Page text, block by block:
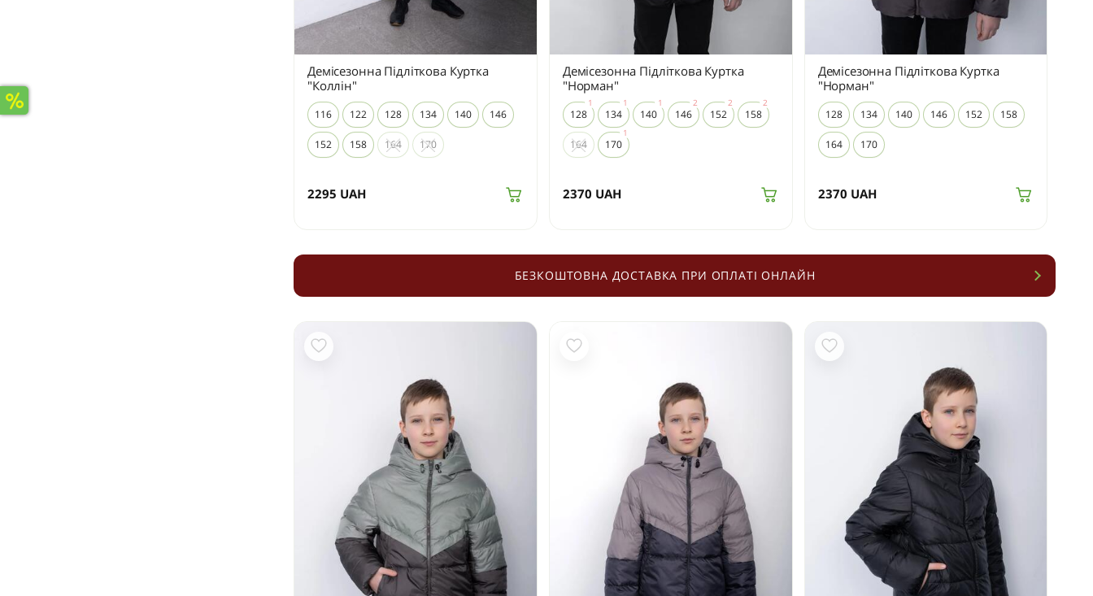
2295 UAH
Демісезонна Підліткова Куртка
"Коллін"
116 122 128 134 140 146
152 158 164 170
2370 UAH
Демісезонна Підліткова Куртка
"Норман"
128 134 140 146 152 158
164 170
2370 UAH
Демісезонна Підліткова Куртка
"Норман"
128 134 140 146 152 158
164 170
БЕЗКОШТОВНА ДОСТАВКА ПРИ ОПЛАТІ ОНЛАЙН